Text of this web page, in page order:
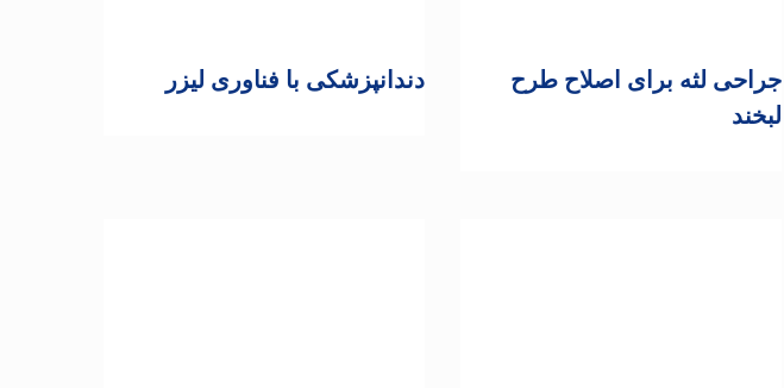
دندانپزشکی با فناوری لیزر
جراحی لثه برای اصلاح طرح
لبخند